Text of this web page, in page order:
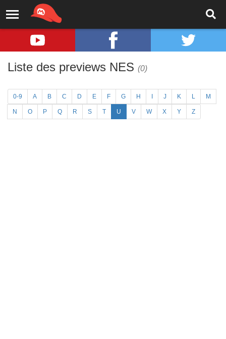
Liste des previews NES (0)
0-9 A B C D E F G H J K L M
N O P Q R S T U V W X Y Z